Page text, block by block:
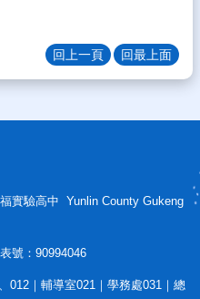
回上一頁 回最上面
實驗高中 Yunlin County Gukeng
號：90994046
012｜輔導室021｜學務處031｜總